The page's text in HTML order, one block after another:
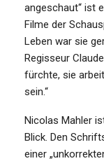
angeschaut“ ist
Filme der
Leben war sie
Regisseur
fürchte, sie
sein.“
Nicolas Mahler
Blick. Den
einer